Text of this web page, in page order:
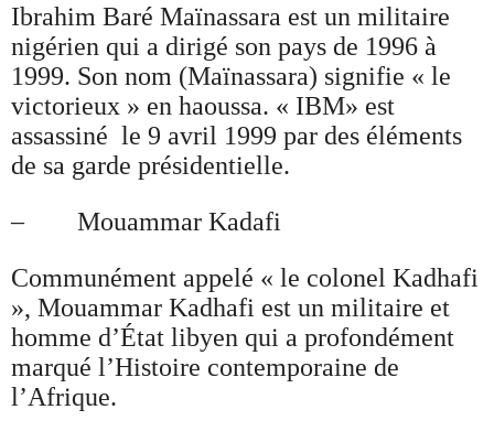
Ibrahim Baré Maïnassara est un militaire
nigérien qui a dirigé son pays de 1996 à
1999. Son nom (Maïnassara) signifie « le
victorieux » en haoussa. « IBM» est
assassiné le 9 avril 1999 par des éléments
de sa garde présidentielle.
– Mouammar Kadafi
Communément appelé « le colonel Kadhafi
», Mouammar Kadhafi est un militaire et
homme d’État libyen qui a profondément
marqué l’Histoire contemporaine de
l’Afrique.